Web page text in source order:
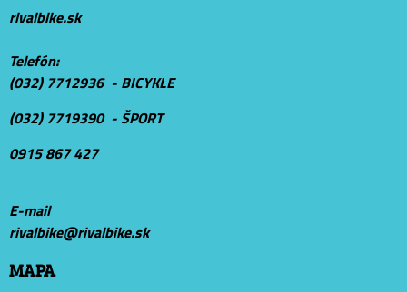
rivalbike.sk
Telefón:
(032) 7712936 - BICYKLE
(032) 7719390 - ŠPORT
0915 867 427
E-mail
rivalbike@rivalbike.sk
MAPA